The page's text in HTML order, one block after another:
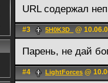
URL содержал
#3 5H0K3D_ @
Парень, не дай
#4 LightForces @